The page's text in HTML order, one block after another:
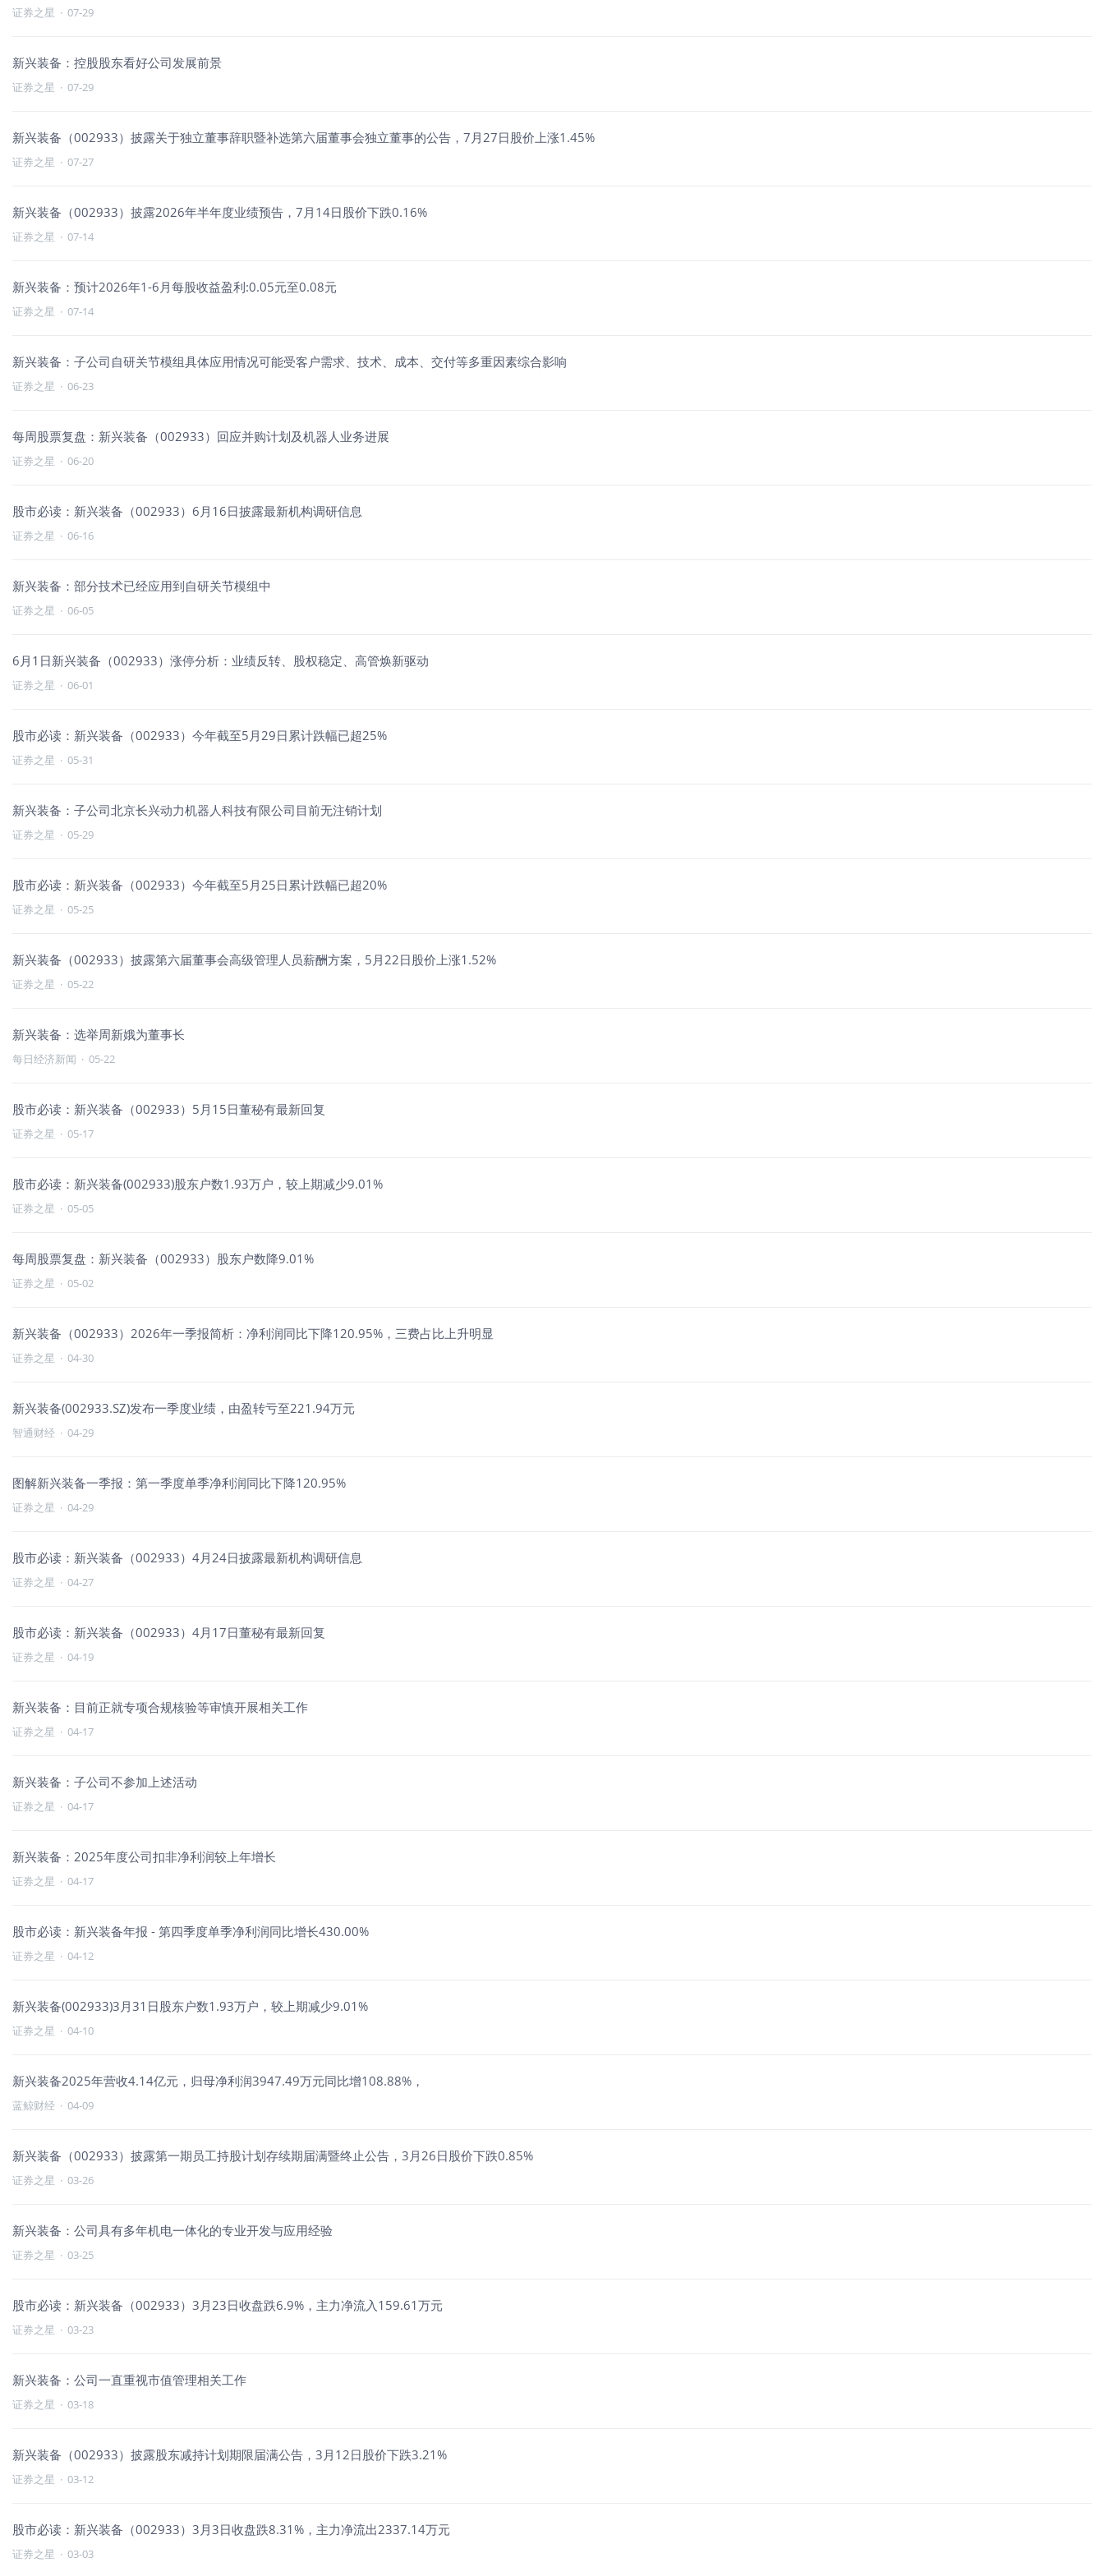
证券之星 · 07-29
新兴装备：控股股东看好公司发展前景
证券之星 · 07-29
新兴装备（002933）披露关于独立董事辞职暨补选第六届董事会独立董事的公告，7月27日股价上涨1.45%
证券之星 · 07-27
新兴装备（002933）披露2026年半年度业绩预告，7月14日股价下跌0.16%
证券之星 · 07-14
新兴装备：预计2026年1-6月每股收益盈利:0.05元至0.08元
证券之星 · 07-14
新兴装备：子公司自研关节模组具体应用情况可能受客户需求、技术、成本、交付等多重因素综合影响
证券之星 · 06-23
每周股票复盘：新兴装备（002933）回应并购计划及机器人业务进展
证券之星 · 06-20
股市必读：新兴装备（002933）6月16日披露最新机构调研信息
证券之星 · 06-16
新兴装备：部分技术已经应用到自研关节模组中
证券之星 · 06-05
6月1日新兴装备（002933）涨停分析：业绩反转、股权稳定、高管焕新驱动
证券之星 · 06-01
股市必读：新兴装备（002933）今年截至5月29日累计跌幅已超25%
证券之星 · 05-31
新兴装备：子公司北京长兴动力机器人科技有限公司目前无注销计划
证券之星 · 05-29
股市必读：新兴装备（002933）今年截至5月25日累计跌幅已超20%
证券之星 · 05-25
新兴装备（002933）披露第六届董事会高级管理人员薪酬方案，5月22日股价上涨1.52%
证券之星 · 05-22
新兴装备：选举周新娥为董事长
每日经济新闻 · 05-22
股市必读：新兴装备（002933）5月15日董秘有最新回复
证券之星 · 05-17
股市必读：新兴装备(002933)股东户数1.93万户，较上期减少9.01%
证券之星 · 05-05
每周股票复盘：新兴装备（002933）股东户数降9.01%
证券之星 · 05-02
新兴装备（002933）2026年一季报简析：净利润同比下降120.95%，三费占比上升明显
证券之星 · 04-30
新兴装备(002933.SZ)发布一季度业绩，由盈转亏至221.94万元
智通财经 · 04-29
图解新兴装备一季报：第一季度单季净利润同比下降120.95%
证券之星 · 04-29
股市必读：新兴装备（002933）4月24日披露最新机构调研信息
证券之星 · 04-27
股市必读：新兴装备（002933）4月17日董秘有最新回复
证券之星 · 04-19
新兴装备：目前正就专项合规核验等审慎开展相关工作
证券之星 · 04-17
新兴装备：子公司不参加上述活动
证券之星 · 04-17
新兴装备：2025年度公司扣非净利润较上年增长
证券之星 · 04-17
股市必读：新兴装备年报 - 第四季度单季净利润同比增长430.00%
证券之星 · 04-12
新兴装备(002933)3月31日股东户数1.93万户，较上期减少9.01%
证券之星 · 04-10
新兴装备2025年营收4.14亿元，归母净利润3947.49万元同比增108.88%，
蓝鲸财经 · 04-09
新兴装备（002933）披露第一期员工持股计划存续期届满暨终止公告，3月26日股价下跌0.85%
证券之星 · 03-26
新兴装备：公司具有多年机电一体化的专业开发与应用经验
证券之星 · 03-25
股市必读：新兴装备（002933）3月23日收盘跌6.9%，主力净流入159.61万元
证券之星 · 03-23
新兴装备：公司一直重视市值管理相关工作
证券之星 · 03-18
新兴装备（002933）披露股东减持计划期限届满公告，3月12日股价下跌3.21%
证券之星 · 03-12
股市必读：新兴装备（002933）3月3日收盘跌8.31%，主力净流出2337.14万元
证券之星 · 03-03